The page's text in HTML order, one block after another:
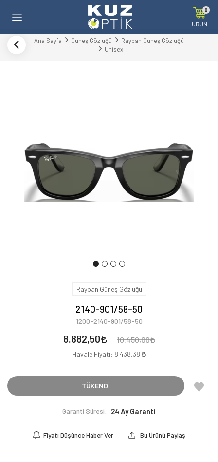
0
ÜRÜN
Ana Sayfa Güneş Gözlüğü
Rayban Güneş Gözlüğü
Unisex
Rayban Güneş Gözlüğü
2140-901/58-50
1200-2140-901/58-50
8.882,50 10.450,00
Havale Fiyatı: 8.438,38
TÜKENDİ
Garanti Süresi: 24 Ay Garanti
Fiyatı Düşünce Haber Ver Bu Ürünü Paylaş